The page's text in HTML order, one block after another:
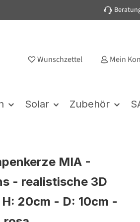
Wunschzettel Mein
Solar Zubehör
MIA -
- realistische 3D
20cm - D: 10cm -